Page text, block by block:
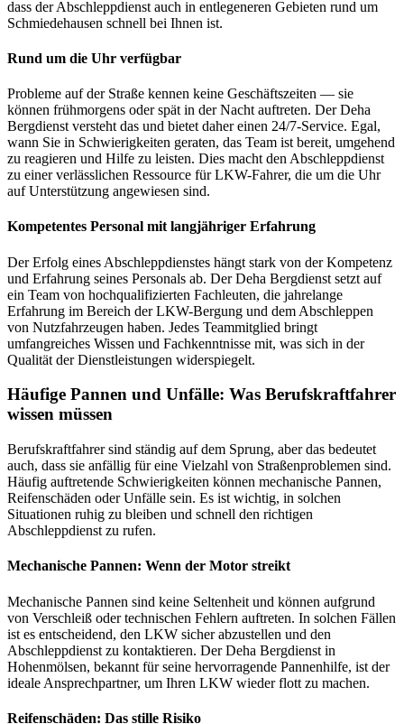
dass der Abschleppdienst auch in entlegeneren Gebieten rund um
Schmiedehausen schnell bei Ihnen ist.
Rund um die Uhr verfügbar
Probleme auf der Straße kennen keine Geschäftszeiten — sie
können frühmorgens oder spät in der Nacht auftreten. Der Deha
Bergdienst versteht das und bietet daher einen 24/7-Service. Egal,
wann Sie in Schwierigkeiten geraten, das Team ist bereit, umgehend
zu reagieren und Hilfe zu leisten. Dies macht den Abschleppdienst
zu einer verlässlichen Ressource für LKW-Fahrer, die um die Uhr
auf Unterstützung angewiesen sind.
Kompetentes Personal mit langjähriger Erfahrung
Der Erfolg eines Abschleppdienstes hängt stark von der Kompetenz
und Erfahrung seines Personals ab. Der Deha Bergdienst setzt auf
ein Team von hochqualifizierten Fachleuten, die jahrelange
Erfahrung im Bereich der LKW-Bergung und dem Abschleppen
von Nutzfahrzeugen haben. Jedes Teammitglied bringt
umfangreiches Wissen und Fachkenntnisse mit, was sich in der
Qualität der Dienstleistungen widerspiegelt.
Häufige Pannen und Unfälle: Was Berufskraftfahrer
wissen müssen
Berufskraftfahrer sind ständig auf dem Sprung, aber das bedeutet
auch, dass sie anfällig für eine Vielzahl von Straßenproblemen sind.
Häufig auftretende Schwierigkeiten können mechanische Pannen,
Reifenschäden oder Unfälle sein. Es ist wichtig, in solchen
Situationen ruhig zu bleiben und schnell den richtigen
Abschleppdienst zu rufen.
Mechanische Pannen: Wenn der Motor streikt
Mechanische Pannen sind keine Seltenheit und können aufgrund
von Verschleiß oder technischen Fehlern auftreten. In solchen Fällen
ist es entscheidend, den LKW sicher abzustellen und den
Abschleppdienst zu kontaktieren. Der Deha Bergdienst in
Hohenmölsen, bekannt für seine hervorragende Pannenhilfe, ist der
ideale Ansprechpartner, um Ihren LKW wieder flott zu machen.
Reifenschäden: Das stille Risiko